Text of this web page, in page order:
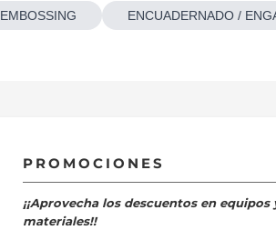
EMBOSSING ENCUADERNADO /
PROMOCIONES
¡¡Aprovecha los descuentos en equipos
materiales!!